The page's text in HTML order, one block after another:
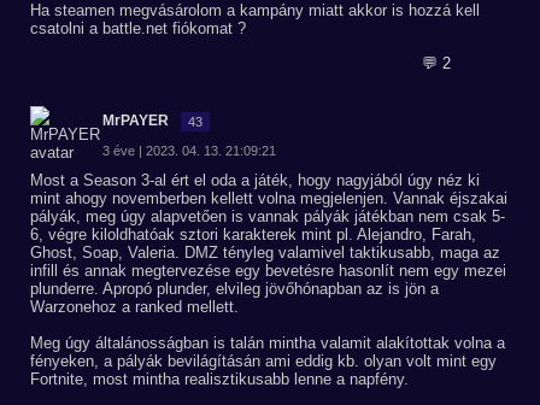
Ha steamen megvásárolom a kampány miatt akkor is hozzá kell
csatolni a battle.net fiókomat ?
💬 2
MrPAYER 43
3 éve | 2023. 04. 13. 21:09:21
Most a Season 3-al ért el oda a játék, hogy nagyjából úgy néz ki
mint ahogy novemberben kellett volna megjelenjen. Vannak éjszakai
pályák, meg úgy alapvetően is vannak pályák játékban nem csak 5-
6, végre kiloldhatóak sztori karakterek mint pl. Alejandro, Farah,
Ghost, Soap, Valeria. DMZ tényleg valamivel taktikusabb, maga az
infill és annak megtervezése egy bevetésre hasonlít nem egy mezei
plunderre. Apropó plunder, elvileg jövőhónapban az is jön a
Warzonehoz a ranked mellett.
Meg úgy általánosságban is talán mintha valamit alakítottak volna a
fényeken, a pályák bevilágításán ami eddig kb. olyan volt mint egy
Fortnite, most mintha realisztikusabb lenne a napfény.